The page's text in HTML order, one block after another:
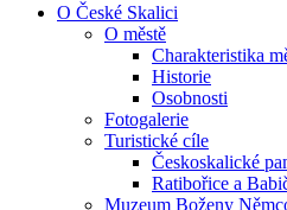
O České Skalici
O městě
Charakteristika
Historie
Osobnosti
Fotogalerie
Turistické cíle
Českoskalické
Ratibořice a
Muzeum Boženy